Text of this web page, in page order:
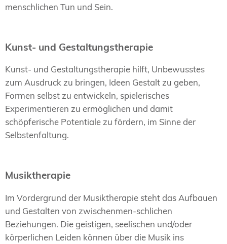
menschlichen Tun und Sein.
Kunst- und Gestaltungstherapie
Kunst- und Gestaltungstherapie hilft, Unbewusstes
zum Ausdruck zu bringen, Ideen Gestalt zu geben,
Formen selbst zu entwickeln, spielerisches
Experimentieren zu ermöglichen und damit
schöpferische Potentiale zu fördern, im Sinne der
Selbstenfaltung.
Musiktherapie
Im Vordergrund der Musiktherapie steht das Aufbauen
und Gestalten von zwischenmen-schlichen
Beziehungen. Die geistigen, seelischen und/oder
körperlichen Leiden können über die Musik ins